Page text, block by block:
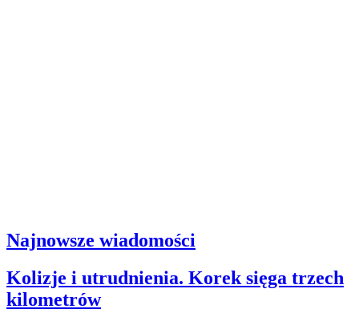
Najnowsze wiadomości
Kolizje i utrudnienia. Korek sięga trzech
kilometrów